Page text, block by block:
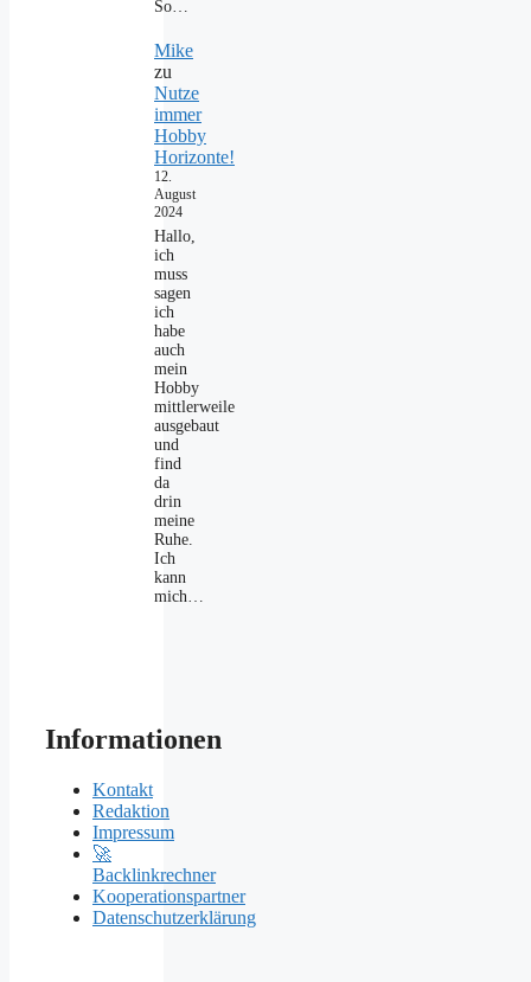
So…
Mike
zu
Nutze
immer
Hobby
Horizonte!
12.
August
2024
Hallo,
ich
muss
sagen
ich
habe
auch
mein
Hobby
mittlerweile
ausgebaut
und
find
da
drin
meine
Ruhe.
Ich
kann
mich…
Informationen
Kontakt
Redaktion
Impressum
🚀
Backlinkrechner
Kooperationspartner
Datenschutzerklärung